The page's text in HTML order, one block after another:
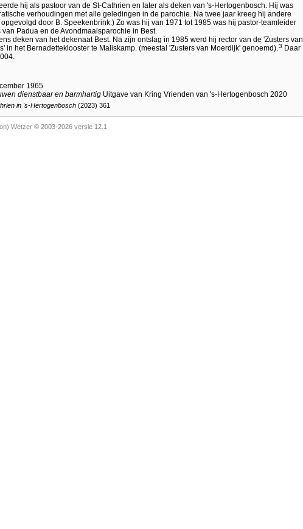
hij als pastoor van de St-Cathrien en later als deken van 's-Hertogenbosch. Hij was
verhoudingen met alle geledingen in de parochie. Na twee jaar kreeg hij andere
door B. Speekenbrink.) Zo was hij van 1971 tot 1985 was hij pastor-teamleider
Padua en de Avondmaalsparochie in Best.
deken van het dekenaat Best. Na zijn ontslag in 1985 werd hij rector van de 'Zusters van
in het Bernadetteklooster te Maliskamp. (meestal 'Zusters van Moerdijk' genoemd). 3 Daar
1965
dienstbaar en barmhartig Uitgave van Kring Vrienden van 's-Hertogenbosch 2020
in 's-Hertogenbosch (2023) 361
Wetzer © 2003-2026 versie 12.1